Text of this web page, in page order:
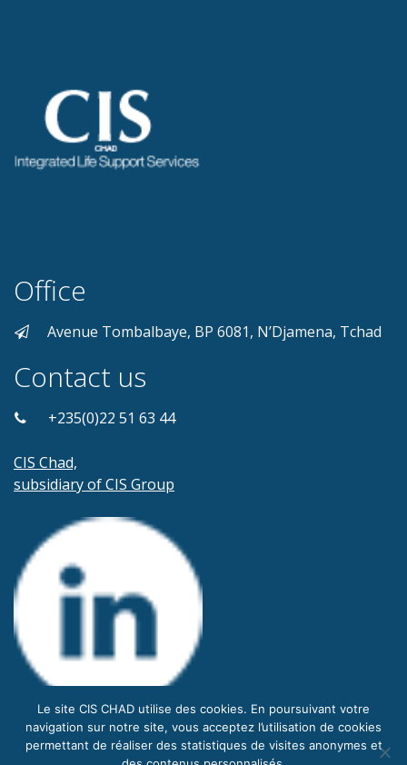
Office
Avenue Tombalbaye, BP 6081, N’Djamena, Tchad
Contact us
+235(0)22 51 63 44
CIS Chad,
subsidiary of CIS Group
Le site CIS CHAD utilise des cookies. En poursuivant votre
navigation sur notre site, vous acceptez l’utilisation de cookies
permettant de réaliser des statistiques de visites anonymes et